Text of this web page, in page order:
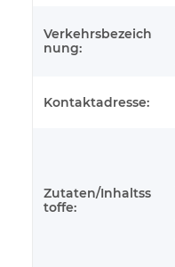
Verkehrsbezeich
nung:
Kontaktadresse:
Zutaten/Inhaltss
toffe: